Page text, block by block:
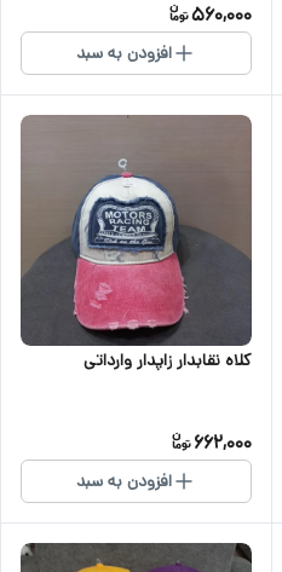
560,000
افزودن به سبد
کلاه نقابدار زاپدار وارداتی
662,000
افزودن به سبد